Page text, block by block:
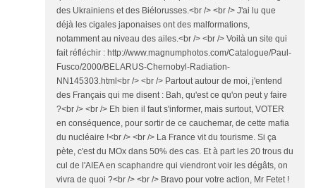
des Ukrainiens et des Biélorusses.<br /> <br /> J'ai lu que
déjà les cigales japonaises ont des malformations,
notamment au niveau des ailes.<br /> <br /> Voilà un site qui
fait réfléchir : http://www.magnumphotos.com/Catalogue/Paul-
Fusco/2000/BELARUS-Chernobyl-Radiation-
NN145303.html<br /> <br /> Partout autour de moi, j'entend
des Français qui me disent : Bah, qu'est ce qu'on peut y faire
?<br /> <br /> Eh bien il faut s'informer, mais surtout, VOTER
en conséquence, pour sortir de ce cauchemar, de cette mafia
du nucléaire !<br /> <br /> La France vit du tourisme. Si ça
pète, c'est du MOx dans 50% des cas. Et à part les 20 trous du
cul de l'AIEA en scaphandre qui viendront voir les dégâts, on
vivra de quoi ?<br /> <br /> Bravo pour votre action, Mr Fetet !